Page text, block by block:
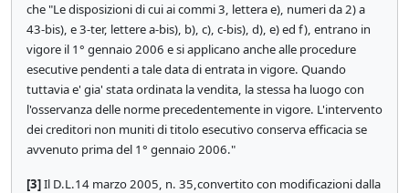
che "Le disposizioni di cui ai commi 3, lettera e), numeri da 2) a
43-bis), e 3-ter, lettere a-bis), b), c), c-bis), d), e) ed f), entrano in
vigore il 1° gennaio 2006 e si applicano anche alle procedure
esecutive pendenti a tale data di entrata in vigore. Quando
tuttavia e' gia' stata ordinata la vendita, la stessa ha luogo con
l'osservanza delle norme precedentemente in vigore. L'intervento
dei creditori non muniti di titolo esecutivo conserva efficacia se
avvenuto prima del 1° gennaio 2006."
[3]Il D.L.14 marzo 2005, n. 35,convertito con modificazioni dalla